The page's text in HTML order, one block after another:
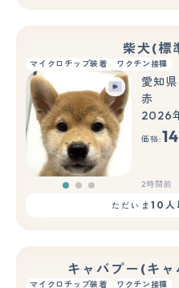
柴犬(標
マイクロチップ装着 ワクチン接種
愛知県
赤
2026
価格:
2時間前
ただいま 10人
キャバプー(キ
マイクロチップ装着 ワクチン接種